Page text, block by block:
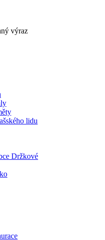
výraz
lidu
Držkové